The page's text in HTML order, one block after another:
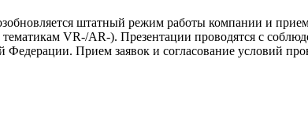
штатный режим работы компании и прием
VR-/AR-). Презентации проводятся с
Прием заявок и согласование условий